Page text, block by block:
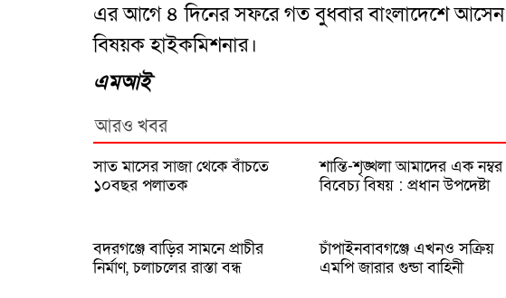
এর আগে ৪ দিনের সফরে গত বুধবার বাংলাদেশে আসেন
বিষয়ক হাইকমিশনার।
এমআই
আরও খবর
সাত মাসের সাজা থেকে বাঁচতে
১০বছর পলাতক
শান্তি-শৃঙ্খলা আমাদের এক নম্বর
বিবেচ্য বিষয় : প্রধান উপদেষ্টা
বদরগঞ্জে বাড়ির সামনে প্রাচীর
নির্মাণ, চলাচলের রাস্তা বন্ধ
চাঁপাইনবাবগঞ্জে এখনও সক্রিয়
এমপি জারার গুন্ডা বাহিনী